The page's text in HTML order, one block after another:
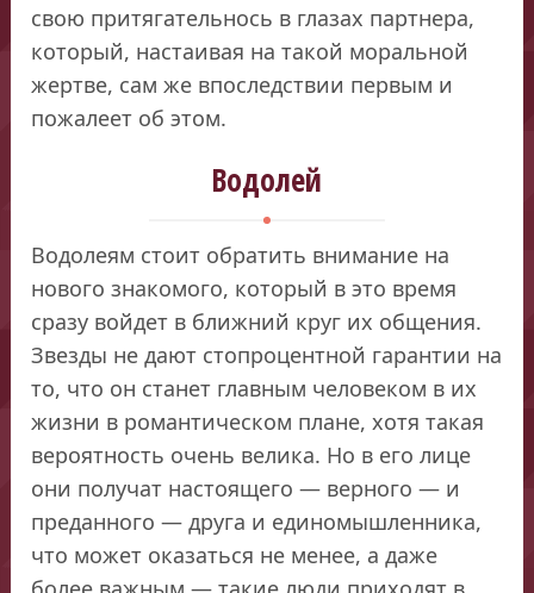
свою притягательнось в глазах партнера,
который, настаивая на такой моральной
жертве, сам же впоследствии первым и
пожалеет об этом.
Водолей
Водолеям стоит обратить внимание на
нового знакомого, который в это время
сразу войдет в ближний круг их общения.
Звезды не дают стопроцентной гарантии на
то, что он станет главным человеком в их
жизни в романтическом плане, хотя такая
вероятность очень велика. Но в его лице
они получат настоящего — верного — и
преданного — друга и единомышленника,
что может оказаться не менее, а даже